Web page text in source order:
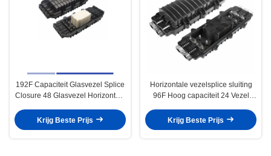
192F Capaciteit Glasvezel Splice
Closure 48 Glasvezel Horizontale
Krijg Beste Prijs
Horizontale vezelsplice sluiting
96F Hoog capaciteit 24 Vezel
Krijg Beste Prijs